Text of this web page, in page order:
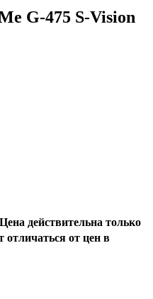
G-475 S-Vision
действительна только
отличаться от цен в